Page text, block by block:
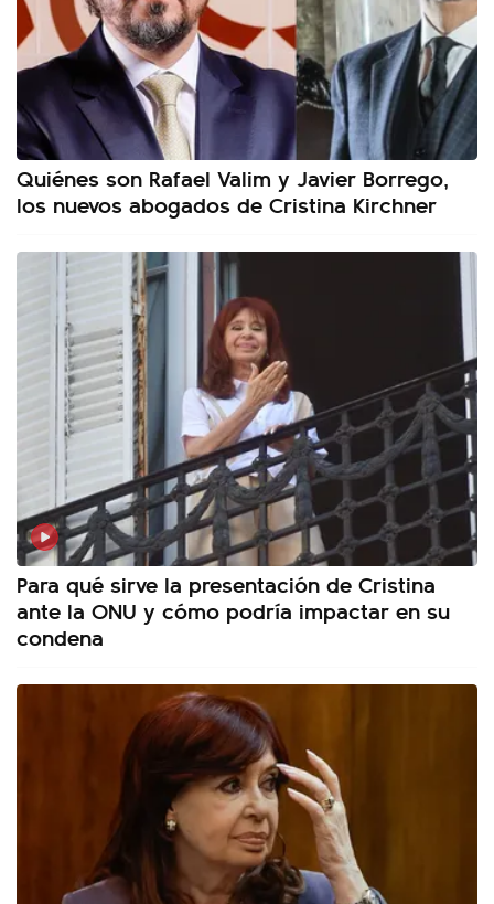
Quiénes son Rafael Valim y Javier Borrego,
los nuevos abogados de Cristina Kirchner
Para qué sirve la presentación de Cristina
ante la ONU y cómo podría impactar en su
condena